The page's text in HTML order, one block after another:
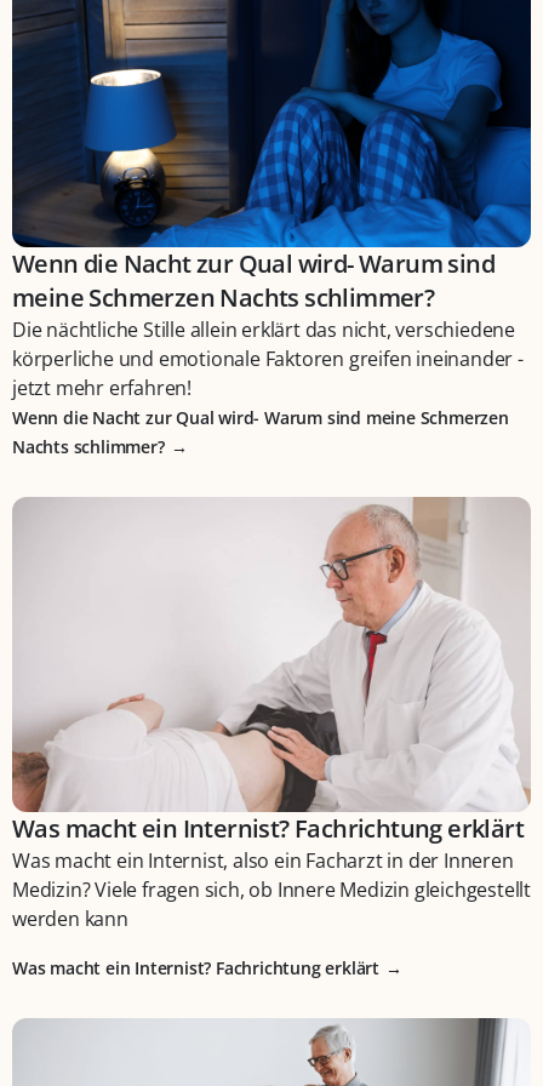
Wenn die Nacht zur Qual wird- Warum sind
meine Schmerzen Nachts schlimmer?
Die nächtliche Stille allein erklärt das nicht, verschiedene
körperliche und emotionale Faktoren greifen ineinander -
jetzt mehr erfahren!
Wenn die Nacht zur Qual wird- Warum sind meine Schmerzen
Nachts schlimmer?
Was macht ein Internist? Fachrichtung erklärt
Was macht ein Internist, also ein Facharzt in der Inneren
Medizin? Viele fragen sich, ob Innere Medizin gleichgestellt
werden kann
Was macht ein Internist? Fachrichtung erklärt